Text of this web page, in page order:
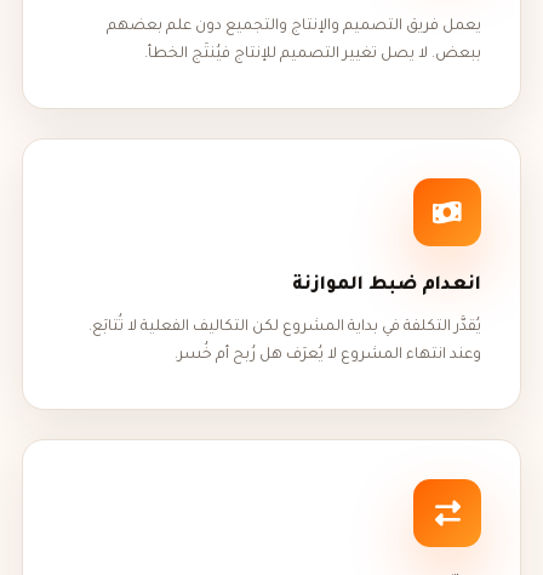
يعمل فريق التصميم والإنتاج والتجميع دون علم بعضهم
ببعض. لا يصل تغيير التصميم للإنتاج فيُنتَج الخطأ.
انعدام ضبط الموازنة
يُقدَّر التكلفة في بداية المشروع لكن التكاليف الفعلية لا تُتابَع.
وعند انتهاء المشروع لا يُعرَف هل رُبح أم خُسر.